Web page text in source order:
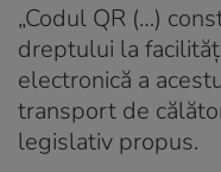
„Codul QR (…)
dreptului la
electronică a
transport de
legislativ propus.